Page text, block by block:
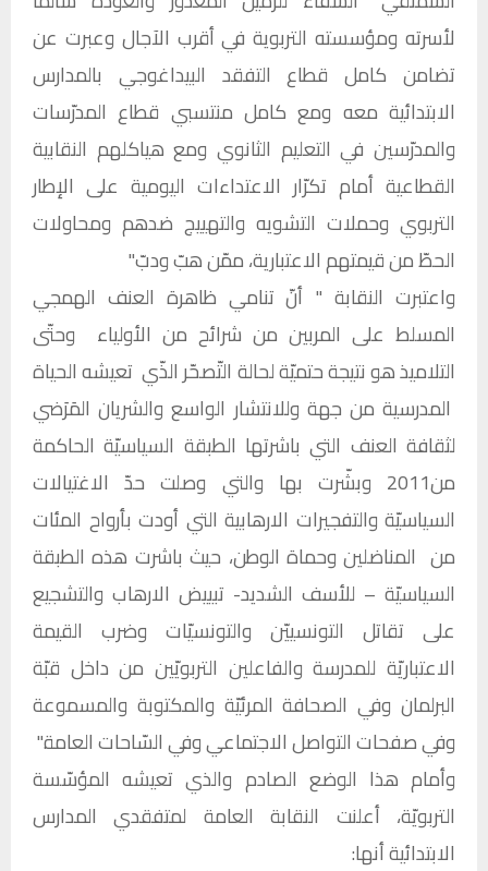
لأسرته ومؤسسته التربوية في أقرب الآجال وعبرت عن
تضامن كامل قطاع التفقد البيداغوجي بالمدارس
الابتدائية معه ومع كامل منتسبي قطاع المدرّسات
والمدرّسين في التعليم الثانوي ومع هياكلهم النقابية
القطاعية أمام تكرّار الاعتداءات اليومية على الإطار
التربوي وحملات التشويه والتهييج ضدهم ومحاولات
الحطّ من قيمتهم الاعتبارية، ممّن هبّ ودبّ"
واعتبرت النقابة " أنّ تنامي ظاهرة العنف الهمجي
المسلط على المربين من شرائح من الأولياء وحتّى
التلاميذ هو نتيجة حتميّة لحالة التّصحّر الذّي تعيشه الحياة
المدرسية من جهة وللانتشار الواسع والشريان المَرَضي
لثقافة العنف التي باشرتها الطبقة السياسيّة الحاكمة
من2011 وبشّرت بها والتي وصلت حدّ الاغتيالات
السياسيّة والتفجيرات الارهابية التي أودت بأرواح المئات
من المناضلين وحماة الوطن، حيث باشرت هذه الطبقة
السياسيّة – للأسف الشديد- تبييض الارهاب والتشجيع
على تقاتل التونسييّن والتونسيّات وضرب القيمة
الاعتباريّة للمدرسة والفاعلين التربويّين من داخل قبّة
البرلمان وفي الصحافة المرئيّة والمكتوبة والمسموعة
وفي صفحات التواصل الاجتماعي وفي السّاحات العامة."
وأمام هذا الوضع الصادم والذي تعيشه المؤسّسة
التربويّة، أعلنت النقابة العامة لمتفقدي المدارس
الابتدائية أنها: